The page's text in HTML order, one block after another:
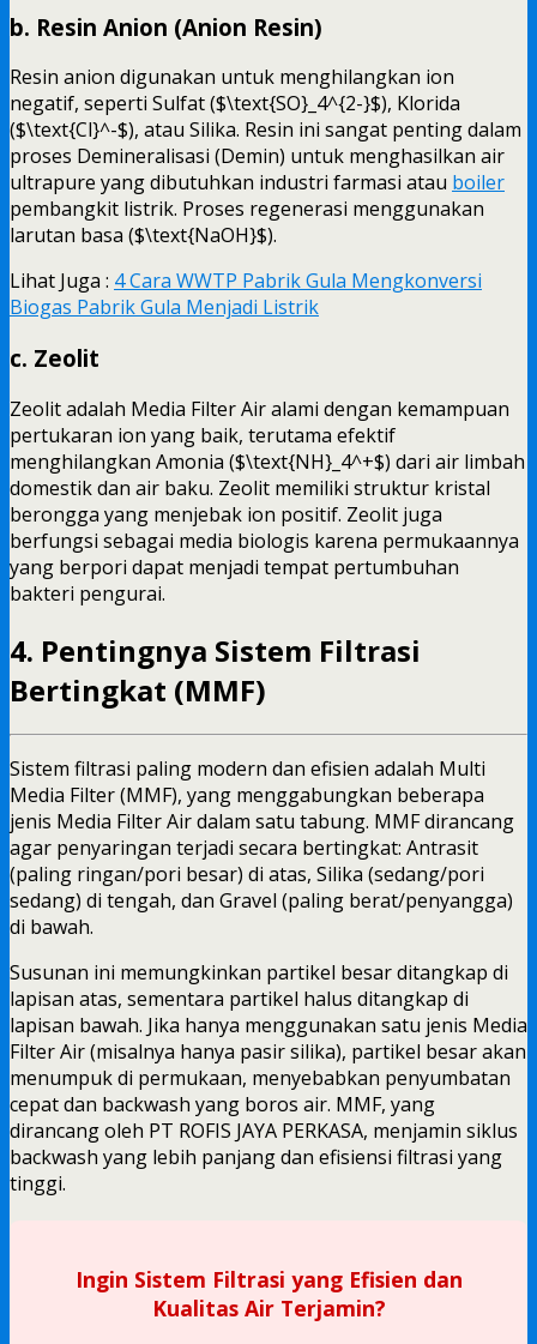
b. Resin Anion (Anion Resin)
Resin anion digunakan untuk menghilangkan ion
negatif, seperti Sulfat ($\text{SO}_4^{2-}$), Klorida
($\text{Cl}^-$), atau Silika. Resin ini sangat penting dalam
proses Demineralisasi (Demin) untuk menghasilkan air
ultrapure yang dibutuhkan industri farmasi atau boiler
pembangkit listrik. Proses regenerasi menggunakan
larutan basa ($\text{NaOH}$).
Lihat Juga : 4 Cara WWTP Pabrik Gula Mengkonversi
Biogas Pabrik Gula Menjadi Listrik
c. Zeolit
Zeolit adalah Media Filter Air alami dengan kemampuan
pertukaran ion yang baik, terutama efektif
menghilangkan Amonia ($\text{NH}_4^+$) dari air limbah
domestik dan air baku. Zeolit memiliki struktur kristal
berongga yang menjebak ion positif. Zeolit juga
berfungsi sebagai media biologis karena permukaannya
yang berpori dapat menjadi tempat pertumbuhan
bakteri pengurai.
4. Pentingnya Sistem Filtrasi
Bertingkat (MMF)
Sistem filtrasi paling modern dan efisien adalah Multi
Media Filter (MMF), yang menggabungkan beberapa
jenis Media Filter Air dalam satu tabung. MMF dirancang
agar penyaringan terjadi secara bertingkat: Antrasit
(paling ringan/pori besar) di atas, Silika (sedang/pori
sedang) di tengah, dan Gravel (paling berat/penyangga)
di bawah.
Susunan ini memungkinkan partikel besar ditangkap di
lapisan atas, sementara partikel halus ditangkap di
lapisan bawah. Jika hanya menggunakan satu jenis Media
Filter Air (misalnya hanya pasir silika), partikel besar akan
menumpuk di permukaan, menyebabkan penyumbatan
cepat dan backwash yang boros air. MMF, yang
dirancang oleh PT ROFIS JAYA PERKASA, menjamin siklus
backwash yang lebih panjang dan efisiensi filtrasi yang
tinggi.
Ingin Sistem Filtrasi yang Efisien dan
Kualitas Air Terjamin?